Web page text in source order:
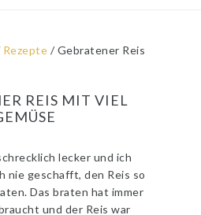
Rezepte / Gebratener Reis
REIS MIT VIEL
lecker und ich
nie geschafft, den Reis so
Das braten hat immer
und der Reis war